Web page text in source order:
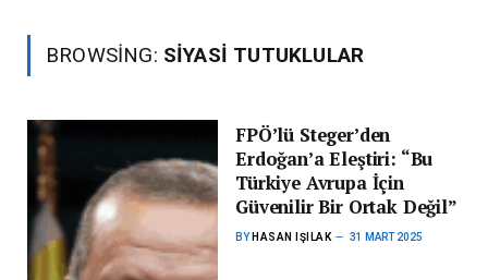
BROWSING: SIYASI TUTUKLULAR
FPÖ’lü Steger’den
Erdoğan’a Eleştiri: “Bu
Türkiye Avrupa İçin
Güvenilir Bir Ortak Değil”
BY HASAN IŞILAK 31 MART 2025